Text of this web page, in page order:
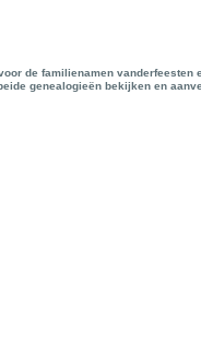
de familienamen
genealogieën bekijken en